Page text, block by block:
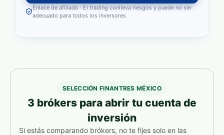
Enlace de afiliado · El trading conlleva riesgos y puede no ser
adecuado para todos los inversores
SELECCIÓN FINANTRES MÉXICO
3 brókers para abrir tu cuenta de
inversión
Si estás comparando brókers, no te fijes solo en las